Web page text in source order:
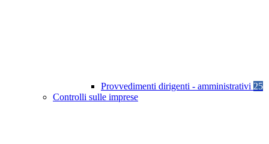
Provvedimenti dirigenti - amministrativi 25
Controlli sulle imprese